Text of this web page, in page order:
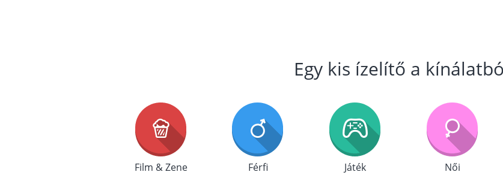
Egy kis ízelítő a
Film & Zene Férfi Játék Női